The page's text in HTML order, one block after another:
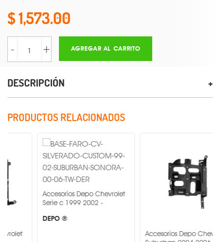
1,573.00
- + AGREGAR AL CARRITO
DESCRIPCIÓN
PRODUCTOS RELACIONADOS
Accesorios Depo Chevrolet
Serie c 1999 2002 -
Accesorios Depo Chevrolet